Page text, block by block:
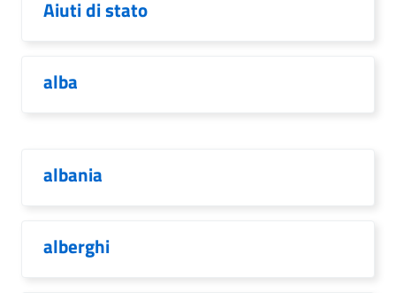
Aiuti di stato
alba
albania
alberghi